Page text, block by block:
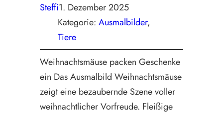
Steffi1. Dezember 2025
Kategorie: Ausmalbilder
Tiere
Weihnachtsmäuse packen Geschenke
ein Das Ausmalbild Weihnachtsmäuse
zeigt eine bezaubernde Szene voller
weihnachtlicher Vorfreude. Fleißige